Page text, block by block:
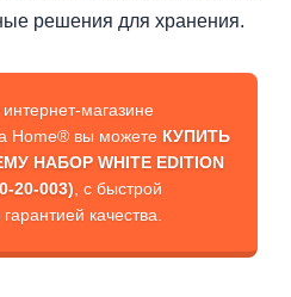
решения для хранения.
магазине
Home® вы можете КУПИТЬ
НАБОР WHITE EDITION
20-003) , с быстрой
качества.